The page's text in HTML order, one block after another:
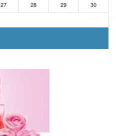
27 28 29
30